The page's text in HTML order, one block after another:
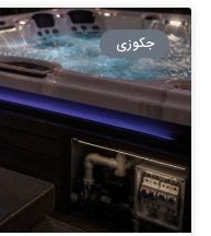
جکوزی